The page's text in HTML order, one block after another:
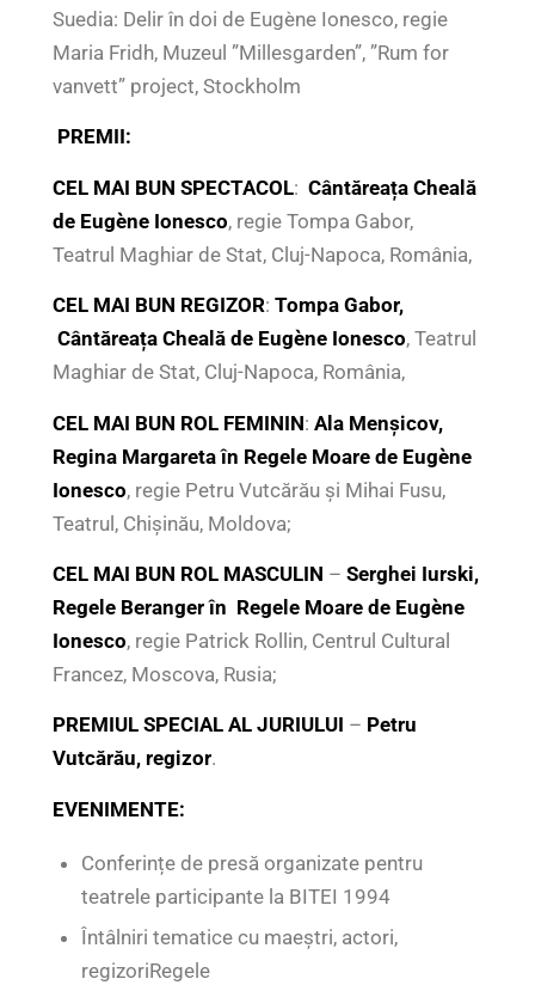
Suedia: Delir în doi de Eugène Ionesco, regie
Maria Fridh, Muzeul ”Millesgarden”, ”Rum for
vanvett” project, Stockholm
PREMII:
CEL MAI BUN SPECTACOL: Cântăreața Cheală
de Eugène Ionesco, regie Tompa Gabor,
Teatrul Maghiar de Stat, Cluj-Napoca, România,
CEL MAI BUN REGIZOR: Tompa Gabor,
Cântăreața Cheală de Eugène Ionesco, Teatrul
Maghiar de Stat, Cluj-Napoca, România,
CEL MAI BUN ROL FEMININ: Ala Menșicov,
Regina Margareta în Regele Moare de Eugène
Ionesco, regie Petru Vutcărău și Mihai Fusu,
Teatrul, Chișinău, Moldova;
CEL MAI BUN ROL MASCULIN – Serghei Iurski,
Regele Beranger în Regele Moare de Eugène
Ionesco, regie Patrick Rollin, Centrul Cultural
Francez, Moscova, Rusia;
PREMIUL SPECIAL AL JURIULUI – Petru
Vutcărău, regizor.
EVENIMENTE:
Conferințe de presă organizate pentru
teatrele participante la BITEI 1994
Întâlniri tematice cu maeștri, actori,
regizoriRegele